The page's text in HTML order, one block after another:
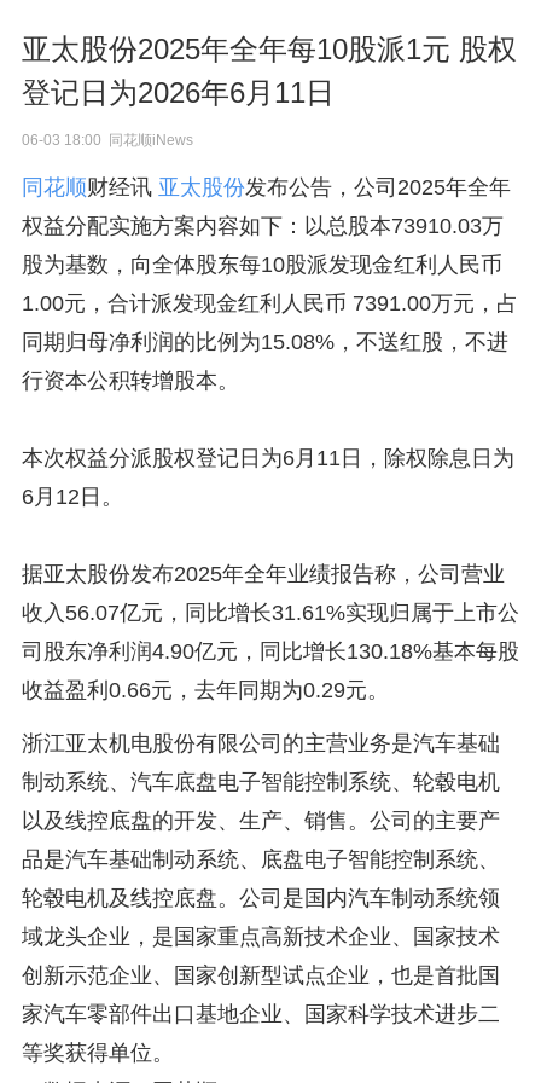
亚太股份2025年全年每10股派1元 股权
登记日为2026年6月11日
06-03 18:00 同花顺iNews
同花顺财经讯 亚太股份发布公告，公司2025年全年
权益分配实施方案内容如下：以总股本73910.03万
股为基数，向全体股东每10股派发现金红利人民币
1.00元，合计派发现金红利人民币 7391.00万元，占
同期归母净利润的比例为15.08%，不送红股，不进
行资本公积转增股本。
本次权益分派股权登记日为6月11日，除权除息日为
6月12日。
据亚太股份发布2025年全年业绩报告称，公司营业
收入56.07亿元，同比增长31.61%实现归属于上市公
司股东净利润4.90亿元，同比增长130.18%基本每股
收益盈利0.66元，去年同期为0.29元。
浙江亚太机电股份有限公司的主营业务是汽车基础
制动系统、汽车底盘电子智能控制系统、轮毂电机
以及线控底盘的开发、生产、销售。公司的主要产
品是汽车基础制动系统、底盘电子智能控制系统、
轮毂电机及线控底盘。公司是国内汽车制动系统领
域龙头企业，是国家重点高新技术企业、国家技术
创新示范企业、国家创新型试点企业，也是首批国
家汽车零部件出口基地企业、国家科学技术进步二
等奖获得单位。